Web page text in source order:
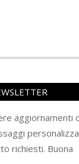
aggiornamenti
richiesti. Buona